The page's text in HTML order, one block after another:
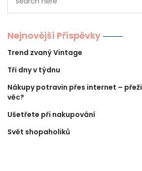
Nejnovější Příspěvky
Trend zvaný Vintage
Tři dny v týdnu
Nákupy potravin přes internet –
věc?
Ušetřete při nakupování
Svět shopaholiků